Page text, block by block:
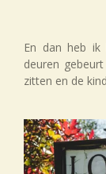
En dan heb
deuren
zitten en de